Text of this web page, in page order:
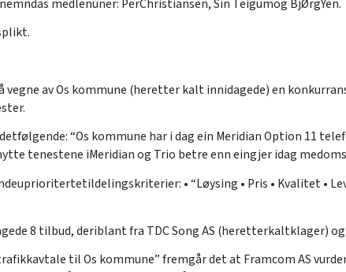
medlenuner: PerChristiansen, Sin Teigumog BjØrgYen.
vegne av Os kommune (heretter kalt innidagede) en
“Os kommune har i dag ein Meridian Option 11
tenestene iMeridian og Trio betre enn eingjer idag
• “Løysing • Pris • Kvalitet •
8 tilbud, deriblant fra TDC Song AS (heretterkaltklager) og
til Os kommune” fremgår det at Framcom AS